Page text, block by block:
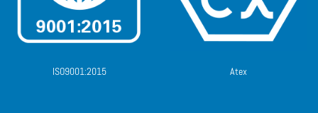
ISO9001:2015 Atex